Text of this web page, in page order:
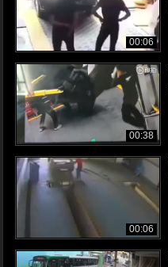
00:06
00:38
00:06